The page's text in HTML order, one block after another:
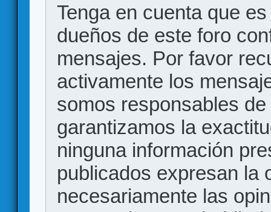
Tenga en cuenta que
dueños de este foro
mensajes. Por favor
activamente los
somos responsables
garantizamos la
ninguna información
publicados expresan la
necesariamente las